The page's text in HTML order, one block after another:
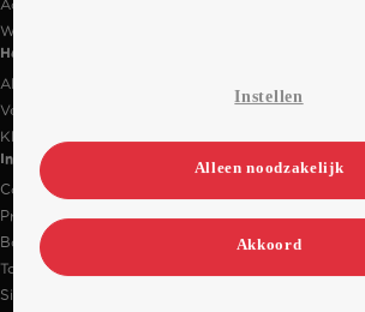
Actiecode
Werken bij RTL
Handige links
Alle films & series
Veelgestelde vragen
Klantenservice
Informatie
Contact
Privacy-instellingen
Bedrijfsgegevens
Toegankelijkheidsverklaring
Sitemap
Instellen
Alleen noodzakelijk
Akkoord